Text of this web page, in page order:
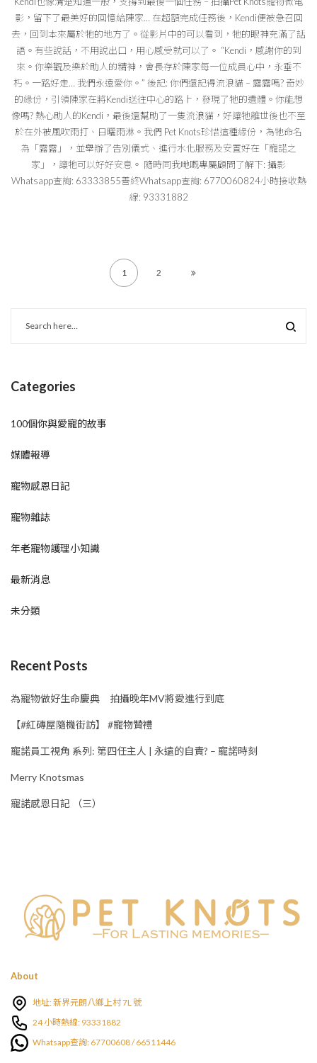
影，留下了最美好的回憶給陳家… 在超額完成任務後，Kendi便被急召回
去，回到本來屬於牠的地方了。從影片中的可以看到，牠的眼神充滿了話
語。有些說話，不用說出口，用心感受就可以了。 “Kendi，感謝你的到
來。你樂觀及樂於助人的精神，會長存於陳家每一位成員心中，永垂不
朽。一路好走… 我們永遠愛你。” 後記: 你們還記得流浪貓 – 露露嗎? 奇妙
的緣份，引領陳家在將Kendi送往中心的路上，發現了牠的遺體。你能想
像嗎? 熱心助人的Kendi，最後還幫助了一隻流浪貓，好讓牠離世後也不至
於在外被風吹雨打、日曬雨淋。我們 Pet Knots珍惜這種緣份，為牠命名
為「露露」，並舉辦了告別儀式、進行水化服務及安置好在「寵諾之
家」，讓牠可以好好安息。 隨時同我哋嘅專屬顧問了解下: 攝影
Whatsapp查詢: 63333855善終Whatsapp查詢: 6770060824小時接收熱
線: 93331882
1 2
Categories
100個你與愛寵的故事
媒體報導
寵物感恩日記
寵物雜誌
年老寵物護理小知識
最新消息
未分類
Recent Posts
為寵物做好生命慶典 拍攝晚年MV將愛進行到底
【#紅磚屋隨機街訪】 #寵物贊禮
寵諾員工視角 系列: 第四任主人 | 永遠的自責? – 寵諾時刻
Merry Knotsmas
寵諾感恩日記 （三）
About
地址: 新界元朗八鄉上村 7L 號
24 小時熱線: 93331882
Whatsapp查詢: 67700608 / 66511446